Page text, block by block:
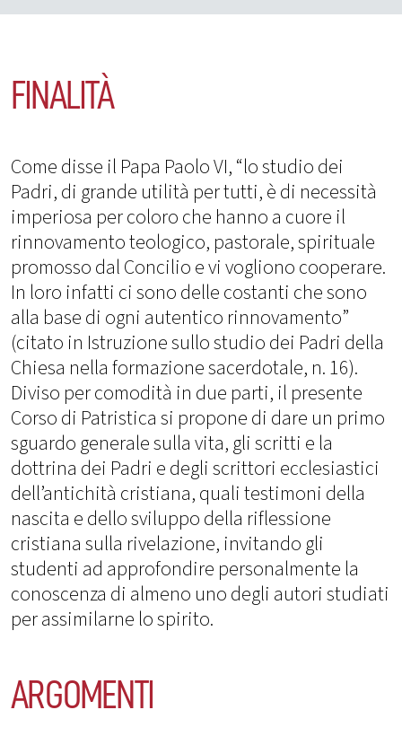
FINALITÀ
Come disse il Papa Paolo VI, “lo studio dei
Padri, di grande utilità per tutti, è di necessità
imperiosa per coloro che hanno a cuore il
rinnovamento teologico, pastorale, spirituale
promosso dal Concilio e vi vogliono cooperare.
In loro infatti ci sono delle costanti che sono
alla base di ogni autentico rinnovamento”
(citato in Istruzione sullo studio dei Padri della
Chiesa nella formazione sacerdotale, n. 16).
Diviso per comodità in due parti, il presente
Corso di Patristica si propone di dare un primo
sguardo generale sulla vita, gli scritti e la
dottrina dei Padri e degli scrittori ecclesiastici
dell’antichità cristiana, quali testimoni della
nascita e dello sviluppo della riflessione
cristiana sulla rivelazione, invitando gli
studenti ad approfondire personalmente la
conoscenza di almeno uno degli autori studiati
per assimilarne lo spirito.
ARGOMENTI